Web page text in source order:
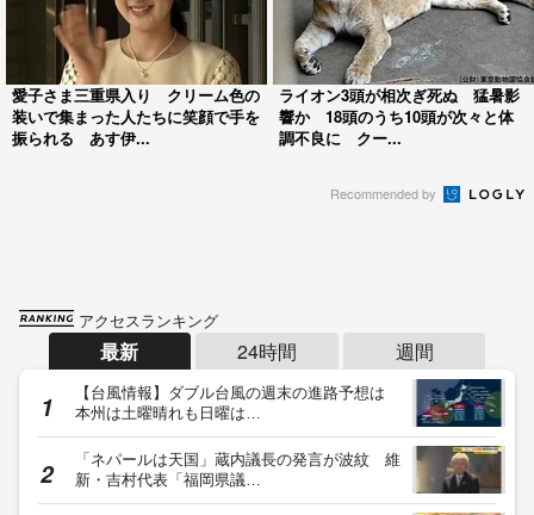
愛子さま三重県入り クリーム色の
装いで集まった人たちに笑顔で手を
振られる あす伊...
ライオン3頭が相次ぎ死ぬ 猛暑影
響か 18頭のうち10頭が次々と体
調不良に クー...
Recommended by
アクセスランキング
最新 24時間 週間
【台風情報】ダブル台風の週末の進路予想は
本州は土曜晴れも日曜は…
「ネパールは天国」蔵内議長の発言が波紋 維
新・吉村代表「福岡県議…